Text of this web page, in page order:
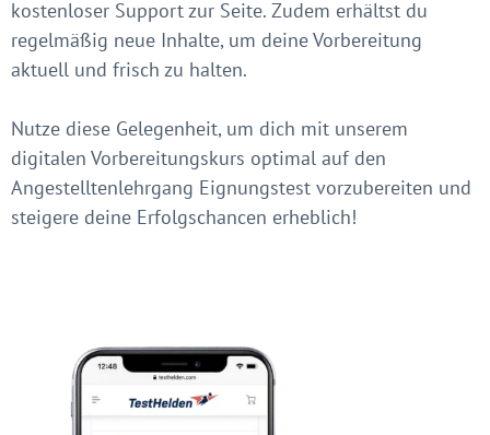
kostenloser Support zur Seite. Zudem erhältst du
regelmäßig neue Inhalte, um deine Vorbereitung
aktuell und frisch zu halten.
Nutze diese Gelegenheit, um dich mit unserem
digitalen Vorbereitungskurs optimal auf den
Angestelltenlehrgang Eignungstest vorzubereiten und
steigere deine Erfolgschancen erheblich!